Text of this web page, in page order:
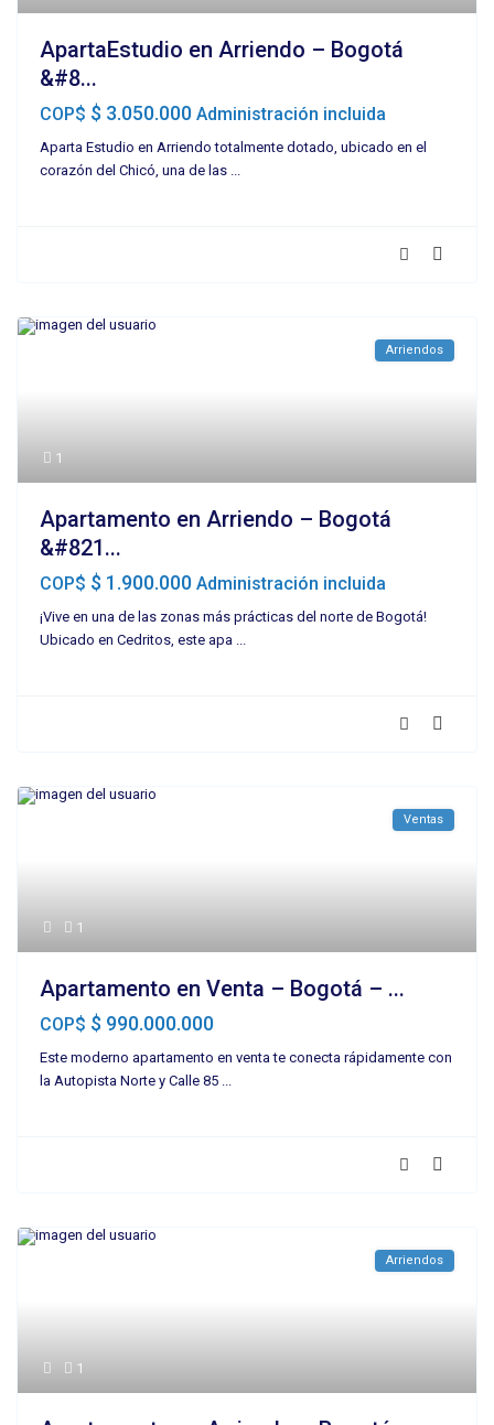
ApartaEstudio en Arriendo – Bogotá
&#8...
COP$ $ 3.050.000Administración incluida
Aparta Estudio en Arriendo totalmente dotado, ubicado en el
corazón del Chicó, una de las ...
1
Arriendos
Apartamento en Arriendo – Bogotá
&#821...
COP$ $ 1.900.000Administración incluida
¡Vive en una de las zonas más prácticas del norte de Bogotá!
Ubicado en Cedritos, este apa ...
1
Ventas
Apartamento en Venta – Bogotá – ...
COP$ $ 990.000.000
Este moderno apartamento en venta te conecta rápidamente con
la Autopista Norte y Calle 85 ...
1
Arriendos